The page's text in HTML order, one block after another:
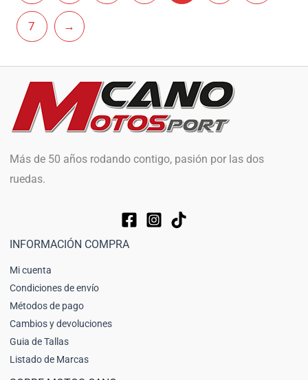
7 →
Más de 50 años rodando contigo, pasión por las dos
ruedas.
INFORMACIÓN COMPRA
Mi cuenta
Condiciones de envío
Métodos de pago
Cambios y devoluciones
Guia de Tallas
Listado de Marcas